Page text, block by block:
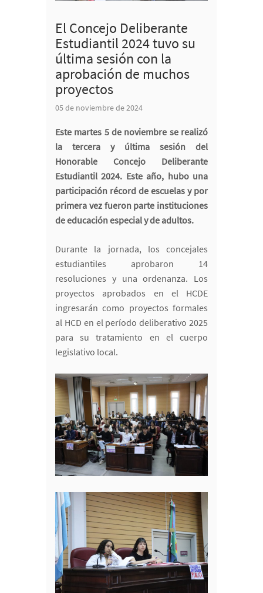
El Concejo Deliberante
Estudiantil 2024 tuvo su
última sesión con la
aprobación de muchos
proyectos
05 de noviembre de 2024
Este martes 5 de noviembre se realizó
la tercera y última sesión del
Honorable Concejo Deliberante
Estudiantil 2024. Este año, hubo una
participación récord de escuelas y por
primera vez fueron parte instituciones
de educación especial y de adultos.
Durante la jornada, los concejales
estudiantiles aprobaron 14
resoluciones y una ordenanza. Los
proyectos aprobados en el HCDE
ingresarán como proyectos formales
al HCD en el período deliberativo 2025
para su tratamiento en el cuerpo
legislativo local.